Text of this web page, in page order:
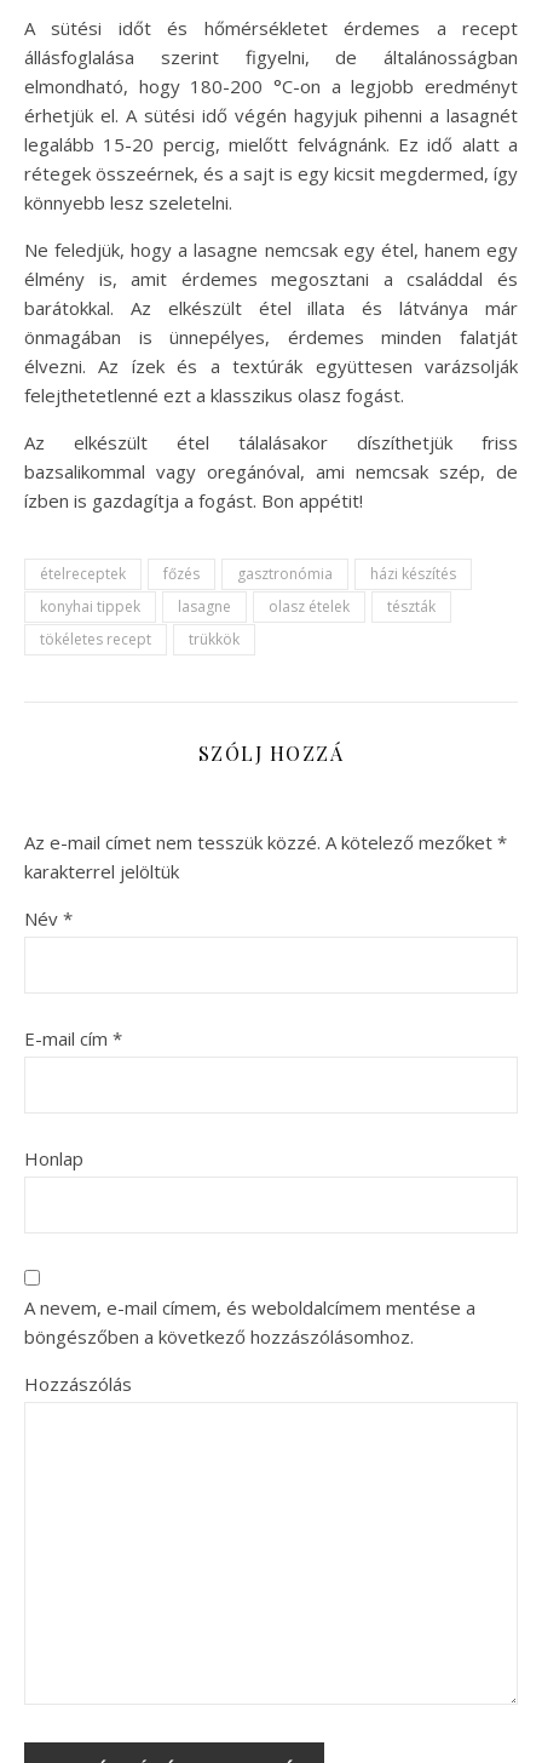
A sütési időt és hőmérsékletet érdemes a recept
állásfoglalása szerint figyelni, de általánosságban
elmondható, hogy 180-200 °C-on a legjobb eredményt
érhetjük el. A sütési idő végén hagyjuk pihenni a lasagnét
legalább 15-20 percig, mielőtt felvágnánk. Ez idő alatt a
rétegek összeérnek, és a sajt is egy kicsit megdermed, így
könnyebb lesz szeletelni.
Ne feledjük, hogy a lasagne nemcsak egy étel, hanem egy
élmény is, amit érdemes megosztani a családdal és
barátokkal. Az elkészült étel illata és látványa már
önmagában is ünnepélyes, érdemes minden falatját
élvezni. Az ízek és a textúrák együttesen varázsolják
felejthetetlenné ezt a klasszikus olasz fogást.
Az elkészült étel tálalásakor díszíthetjük friss
bazsalikommal vagy oregánóval, ami nemcsak szép, de
ízben is gazdagítja a fogást. Bon appétit!
ételreceptek főzés gasztronómia
házi készítés
konyhai tippek
lasagne olasz ételek
tészták
tökéletes recept
trükkök
SZÓLJ HOZZÁ
Az e-mail címet nem tesszük közzé. A kötelező mezőket *
karakterrel jelöltük
Név *
E-mail cím *
Honlap
A nevem, e-mail címem, és weboldalcímem mentése a
böngészőben a következő hozzászólásomhoz.
Hozzászólás